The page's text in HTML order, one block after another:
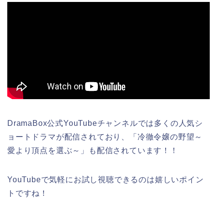
DramaBox公式YouTubeチャンネルでは多くの人気シ
ョートドラマが配信されており、「冷徹令嬢の野望～
愛より頂点を選ぶ～」も配信されています！！
YouTubeで気軽にお試し視聴できるのは嬉しいポイン
トですね！